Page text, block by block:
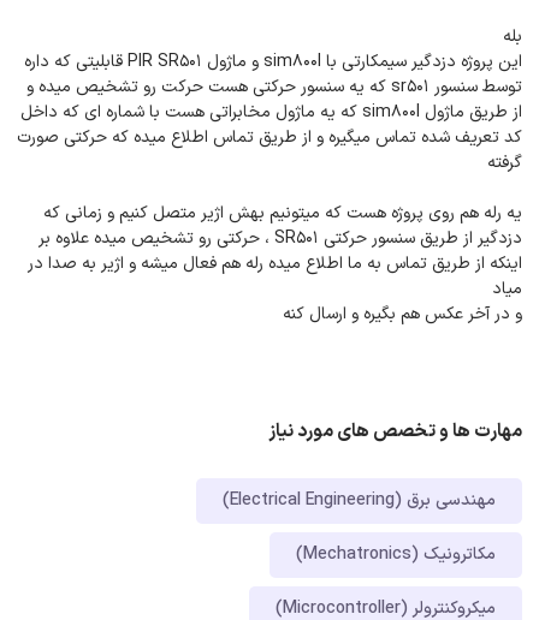
بله
این پروژه دزدگیر سیمکارتی با sim800l و ماژول PIR SR501 قابلیتی که داره
توسط سنسور sr501 که یه سنسور حرکتی هست حرکت رو تشخیص میده و
از طریق ماژول sim800l که یه ماژول مخابراتی هست با شماره ای که داخل
کد تعریف شده تماس میگیره و از طریق تماس اطلاع میده که حرکتی صورت
گرفته
یه رله هم روی پروژه هست که میتونیم بهش اژیر متصل کنیم و زمانی که
دزدگیر از طریق سنسور حرکتی SR501 ، حرکتی رو تشخیص میده علاوه بر
اینکه از طریق تماس به ما اطلاع میده رله هم فعال میشه و اژیر به صدا در
میاد
و در آخر عکس هم بگیره و ارسال کنه
مهارت ها و تخصص های مورد نیاز
مهندسی برق (Electrical Engineering)
مکاترونیک (Mechatronics)
میکروکنترولر (Microcontroller)